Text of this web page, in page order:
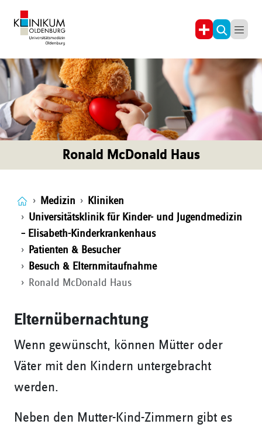
Ronald McDonald Haus
Medizin
Kliniken
Universitätsklinik für Kinder- und Jugendmedizin
– Elisabeth-Kinderkrankenhaus
Patienten & Besucher
Besuch & Elternmitaufnahme
Ronald McDonald Haus
Elternübernachtung
Wenn gewünscht, können Mütter oder
Väter mit den Kindern untergebracht
werden.
Neben den Mutter-Kind-Zimmern gibt es